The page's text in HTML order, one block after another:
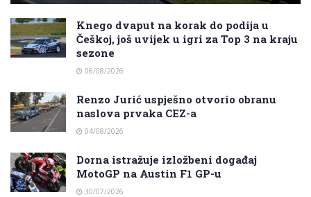
Knego dvaput na korak do podija u
Češkoj, još uvijek u igri za Top 3 na kraju
sezone
06/08/2026
Renzo Jurić uspješno otvorio obranu
naslova prvaka CEZ-a
04/08/2026
Dorna istražuje izložbeni događaj
MotoGP na Austin F1 GP-u
30/07/2026